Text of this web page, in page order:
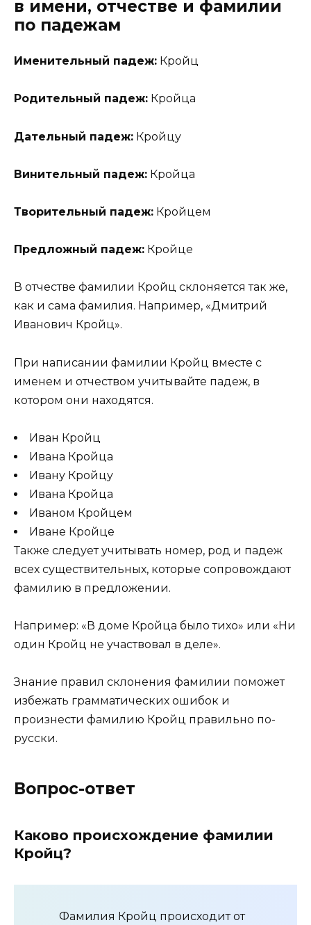
в имени, отчестве и фамилии
по падежам
Именительный падеж: Кройц
Родительный падеж: Кройца
Дательный падеж: Кройцу
Винительный падеж: Кройца
Творительный падеж: Кройцем
Предложный падеж: Кройце
В отчестве фамилии Кройц склоняется так же,
как и сама фамилия. Например, «Дмитрий
Иванович Кройц».
При написании фамилии Кройц вместе с
именем и отчеством учитывайте падеж, в
котором они находятся.
Иван Кройц
Ивана Кройца
Ивану Кройцу
Ивана Кройца
Иваном Кройцем
Иване Кройце
Также следует учитывать номер, род и падеж
всех существительных, которые сопровождают
фамилию в предложении.
Например: «В доме Кройца было тихо» или «Ни
один Кройц не участвовал в деле».
Знание правил склонения фамилии поможет
избежать грамматических ошибок и
произнести фамилию Кройц правильно по-
русски.
Вопрос-ответ
Каково происхождение фамилии
Кройц?
Фамилия Кройц происходит от